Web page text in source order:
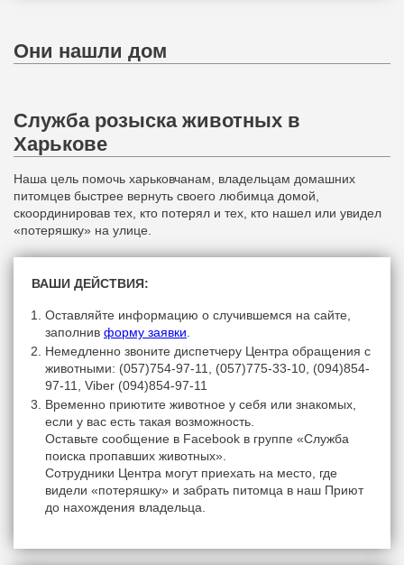
Они нашли дом
Служба розыска животных в
Харькове
Наша цель помочь харьковчанам, владельцам домашних
питомцев быстрее вернуть своего любимца домой,
скоординировав тех, кто потерял и тех, кто нашел или увидел
«потеряшку» на улице.
ВАШИ ДЕЙСТВИЯ:
Оставляйте информацию о случившемся на сайте,
заполнив форму заявки
Немедленно звоните диспетчеру Центра обращения с
животными: (057)754-97-11, (057)775-33-10, (094)854-
97-11, Viber (094)854-97-11
Временно приютите животное у себя или знакомых,
если у вас есть такая возможность.
Оставьте сообщение в Facebook в группе «Служба
поиска пропавших животных».
Сотрудники Центра могут приехать на место, где
видели «потеряшку» и забрать питомца в наш Приют
до нахождения владельца.